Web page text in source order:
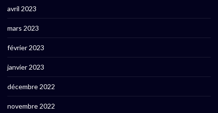
avril 2023
mars 2023
février 2023
janvier 2023
décembre 2022
novembre 2022